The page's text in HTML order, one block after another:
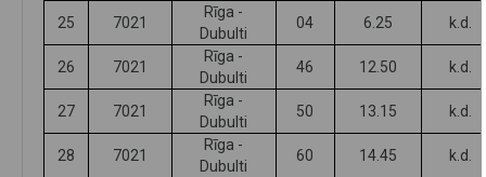
25
7021
Rīga -
Dubulti
04 6.25 k.d.
26 7021
Rīga -
Dubulti
46 12.50 k.d.
27 7021
Rīga -
Dubulti
50 13.15 k.d.
28 7021
Rīga -
Dubulti
60 14.45 k.d.